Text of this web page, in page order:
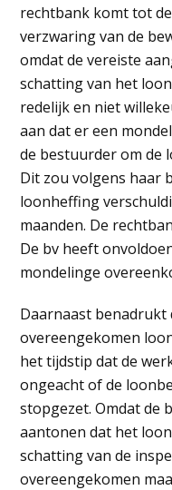
rechtbank komt tot
verzwaring van de
omdat de vereiste
schatting van het
redelijk en niet
aan dat er een
de bestuurder om de
Dit zou volgens haar
loonheffing
maanden. De
De bv heeft
mondelinge
Daarnaast
overeengekomen
het tijdstip dat de
ongeacht of de
stopgezet. Omdat de
aantonen dat het
schatting van de
overeengekomen